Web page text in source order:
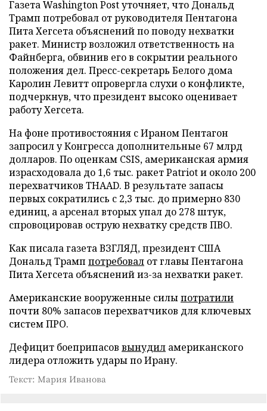
Газета Washington Post уточняет, что Дональд
Трамп потребовал от руководителя Пентагона
Пита Хегсета объяснений по поводу нехватки
ракет. Министр возложил ответственность на
Файнберга, обвинив его в сокрытии реального
положения дел. Пресс-секретарь Белого дома
Каролин Левитт опровергла слухи о конфликте,
подчеркнув, что президент высоко оценивает
работу Хегсета.
На фоне противостояния с Ираном Пентагон
запросил у Конгресса дополнительные 67 млрд
долларов. По оценкам CSIS, американская армия
израсходовала до 1,6 тыс. ракет Patriot и около 200
перехватчиков THAAD. В результате запасы
первых сократились с 2,3 тыс. до примерно 830
единиц, а арсенал вторых упал до 278 штук,
спровоцировав острую нехватку средств ПВО.
Как писала газета ВЗГЛЯД, президент США
Дональд Трамп потребовал от главы Пентагона
Пита Хегсета объяснений из-за нехватки ракет.
Американские вооруженные силыпотратили
почти 80% запасов перехватчиков для ключевых
систем ПРО.
Дефицит боеприпасов вынудил американского
лидера отложить удары по Ирану.
Текст: Мария Иванова